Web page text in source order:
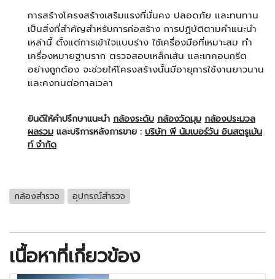
การสร้างโครงสร้างเสริมแรงที่มั่นคง ปลอดภัย และทนทาน
เป็นสิ่งที่สำคัญสำหรับการก่อสร้าง การปฏิบัติตามคำแนะนำ
เหล่านี้ ตั้งแต่การเข้าใจแบบร่าง ใช้เครื่องมือที่เหมาะสม ทำ
เครื่องหมายฐานราก ตรวจสอบเหล็กเส้น และเทคอนกรีต
อย่างถูกต้อง จะช่วยให้โครงสร้างนั้นมีอายุการใช้งานยาวนาน
และคงทนต่อกาลเวลา
ยินดีให้คำปรึกษาแนะนำ กล้องระดับ กล้องวัดมุม กล้องประมวล
ผลรวม และบริการหลังการขาย : บริษัท พี นัมเบอร์วัน อินสตรูเม้น
ท์ จำกัด
กล้องสำรวจ อุปกรณ์สำรวจ
เนื้อหาที่เกี่ยวข้อง